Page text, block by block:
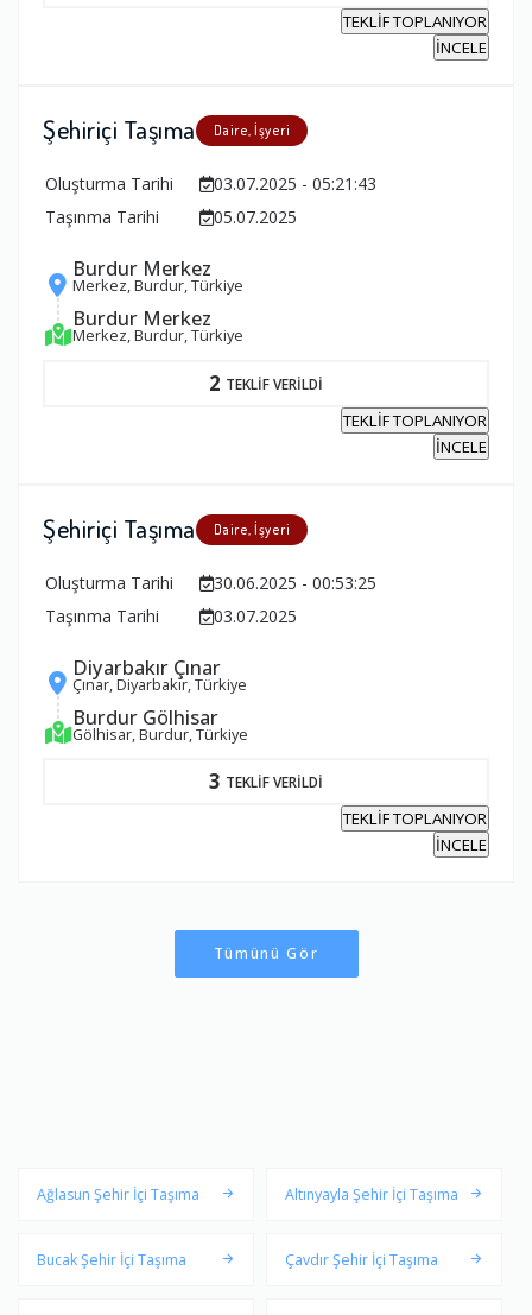
TEKLİF TOPLANIYOR
İNCELE
Şehiriçi Taşıma Daire, İşyeri
Oluşturma Tarihi
03.07.2025 - 05:21:43
Taşınma Tarihi
05.07.2025
Burdur Merkez
Merkez, Burdur, Türkiye
Burdur Merkez
Merkez, Burdur, Türkiye
2 TEKLİF VERİLDİ
TEKLİF TOPLANIYOR
İNCELE
Şehiriçi Taşıma Daire, İşyeri
Oluşturma Tarihi
30.06.2025 - 00:53:25
Taşınma Tarihi
03.07.2025
Diyarbakır Çınar
Çınar, Diyarbakır, Türkiye
Burdur Gölhisar
Gölhisar, Burdur, Türkiye
3 TEKLİF VERİLDİ
TEKLİF TOPLANIYOR
İNCELE
Tümünü Gör
Ağlasun Şehir İçi Taşıma Altınyayla Şehir İçi Taşıma
Bucak Şehir İçi Taşıma Çavdır Şehir İçi Taşıma